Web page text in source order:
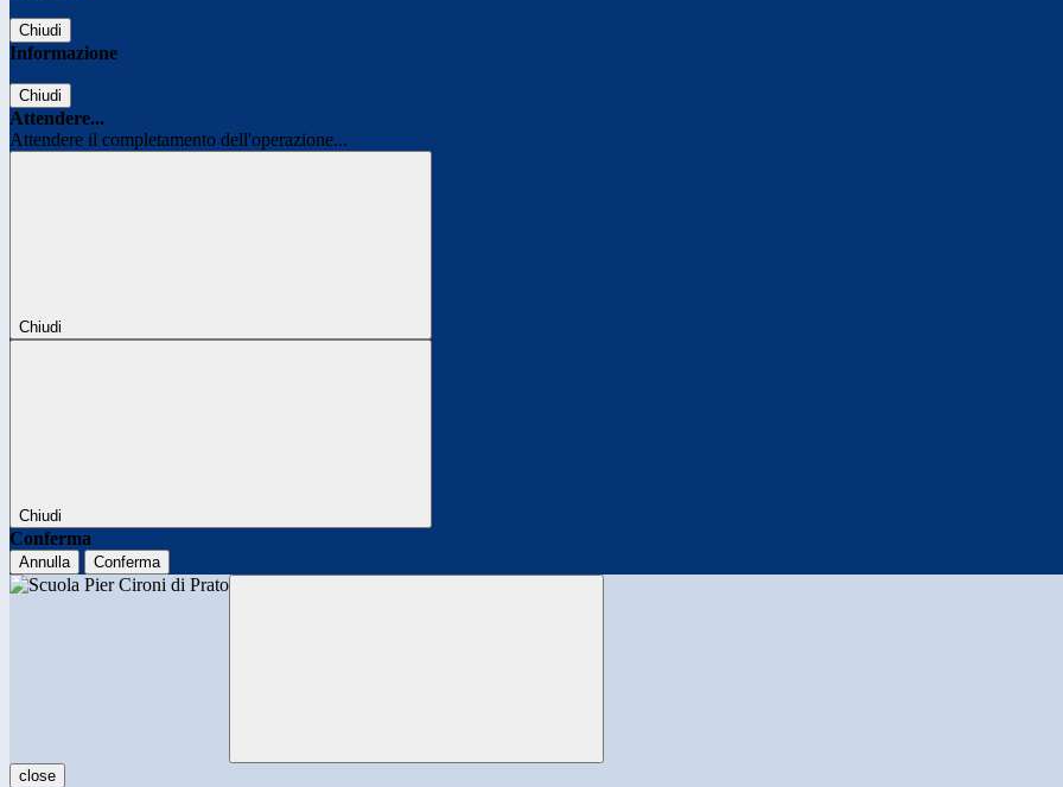
Chiudi
Informazione
Chiudi
Attendere...
Attendere il completamento dell'operazione...
Chiudi
Chiudi
Conferma
Annulla Conferma
close